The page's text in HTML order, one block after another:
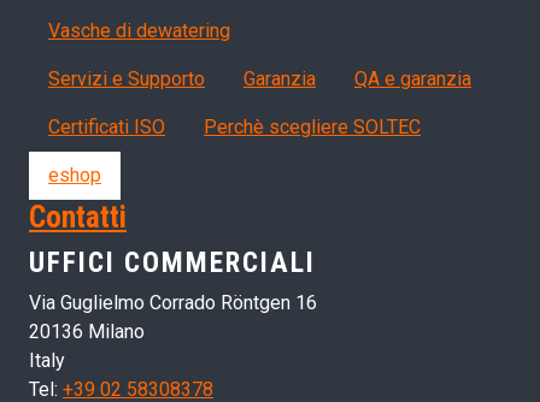
Vasche di dewatering
Servizi, garanzia, QA
Servizi e Supporto Garanzia QA e garanzia
Certificati ISO Perchè scegliere SOLTEC
eshop
Contatti
UFFICI COMMERCIALI
Via Guglielmo Corrado Röntgen 16
20136 Milano
Italy
Tel: +39 02 58308378